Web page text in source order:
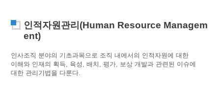
인적자원관리(Human Resource Managem
ent)
인사조직 분야의 기초과목으로 조직 내에서의 인적자원에 대한
이해와 인재의 획득, 육성, 배치, 평가, 보상 개발과 관련된 이슈에
대한 관리기법을 다룬다.